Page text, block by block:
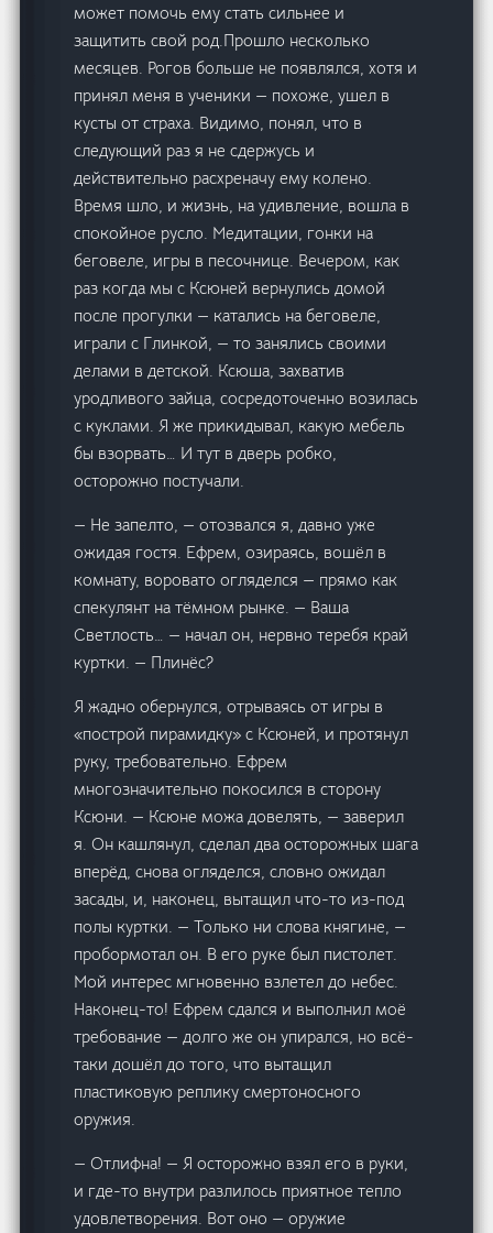
может помочь ему стать сильнее и
защитить свой род.Прошло несколько
месяцев. Рогов больше не появлялся, хотя и
принял меня в ученики — похоже, ушел в
кусты от страха. Видимо, понял, что в
следующий раз я не сдержусь и
действительно расхреначу ему колено.
Время шло, и жизнь, на удивление, вошла в
спокойное русло. Медитации, гонки на
беговеле, игры в песочнице. Вечером, как
раз когда мы с Ксюней вернулись домой
после прогулки — катались на беговеле,
играли с Глинкой, — то занялись своими
делами в детской. Ксюша, захватив
уродливого зайца, сосредоточенно возилась
с куклами. Я же прикидывал, какую мебель
бы взорвать… И тут в дверь робко,
осторожно постучали.
— Не запелто, — отозвался я, давно уже
ожидая гостя. Ефрем, озираясь, вошёл в
комнату, воровато огляделся — прямо как
спекулянт на тёмном рынке. — Ваша
Светлость… — начал он, нервно теребя край
куртки. — Плинёс?
Я жадно обернулся, отрываясь от игры в
«построй пирамидку» с Ксюней, и протянул
руку, требовательно. Ефрем
многозначительно покосился в сторону
Ксюни. — Ксюне можа довелять, — заверил
я. Он кашлянул, сделал два осторожных шага
вперёд, снова огляделся, словно ожидал
засады, и, наконец, вытащил что-то из-под
полы куртки. — Только ни слова княгине, —
пробормотал он. В его руке был пистолет.
Мой интерес мгновенно взлетел до небес.
Наконец-то! Ефрем сдался и выполнил моё
требование — долго же он упирался, но всё-
таки дошёл до того, что вытащил
пластиковую реплику смертоносного
оружия.
— Отлифна! — Я осторожно взял его в руки,
и где-то внутри разлилось приятное тепло
удовлетворения. Вот оно — оружие